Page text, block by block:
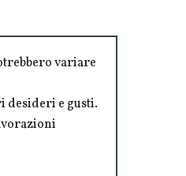
variare
desideri e gusti.